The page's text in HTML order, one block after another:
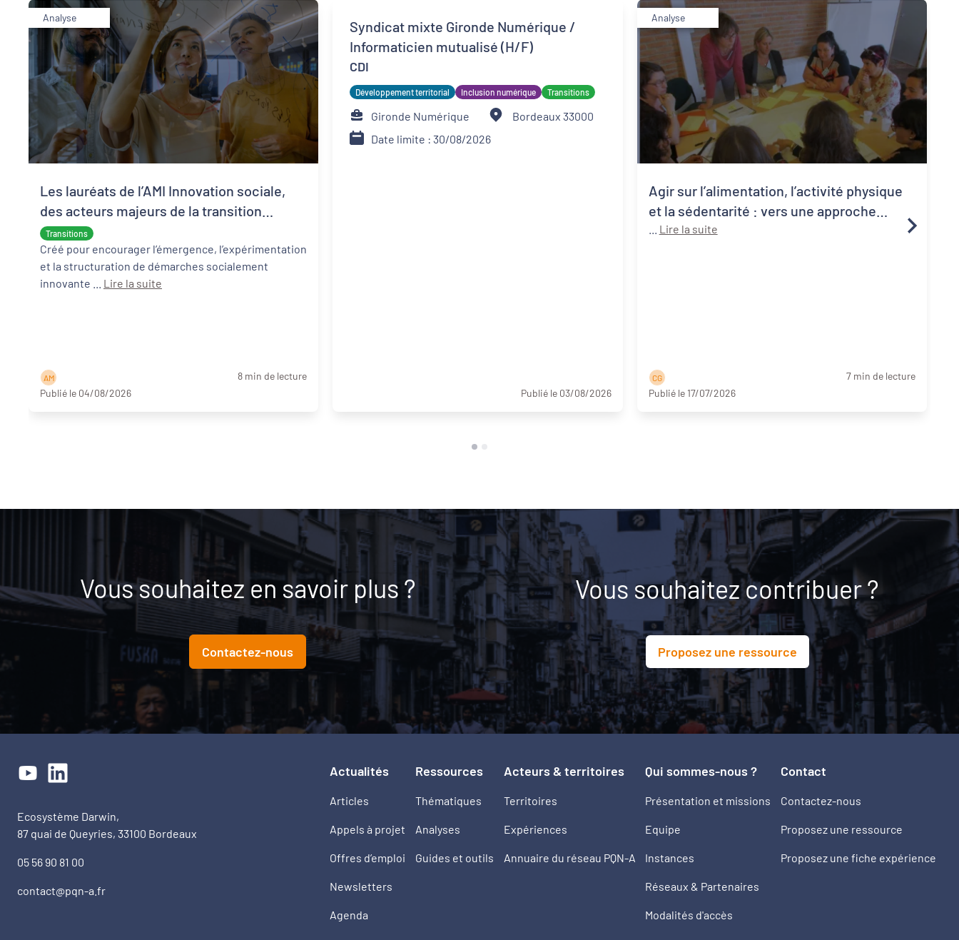
Analyse
Transitions
Les lauréats de l’AMI Innovation sociale,
des acteurs majeurs de la transition
écologique et sociale
Créé pour encourager l’émergence, l’expérimentation
et la structuration de démarches socialement
Lire la suite
A M
8 min de lecture
Publié le 04/08/2026
Syndicat mixte Gironde Numérique /
Informaticien mutualisé (H/F)
CDI
Développement territorial Inclusion numérique Transitions
Gironde Numérique
Bordeaux 33000
Date limite : 30/08/2026
Publié le 03/08/2026
Analyse
Agir sur l’alimentation, l’activité physique
et la sédentarité : vers une approche
systémique de la santé publique
Lire la suite
C G
7 min de lecture
Publié le 17/07/2026
Vous souhaitez en savoir plus ?
Contactez-nous
Vous souhaitez contribuer ?
Proposez une ressource
Ecosystème Darwin,
87 quai de Queyries, 33100 Bordeaux
05 56 90 81 00
contact@pqn-a.fr
Actualités
Articles
Appels à projet
Offres d’emploi
Newsletters
Agenda
Ressources
Thématiques
Analyses
Guides et outils
Acteurs & territoires
Territoires
Expériences
Annuaire du réseau PQN-A
Qui sommes-nous ?
Présentation et missions
Equipe
Instances
Réseaux & Partenaires
Modalités d'accès
Contact
Contactez-nous
Proposez une ressource
Proposez une fiche expérience